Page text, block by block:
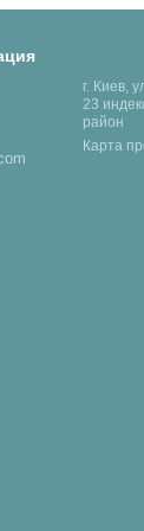
г. Киев,
23
район
Карта